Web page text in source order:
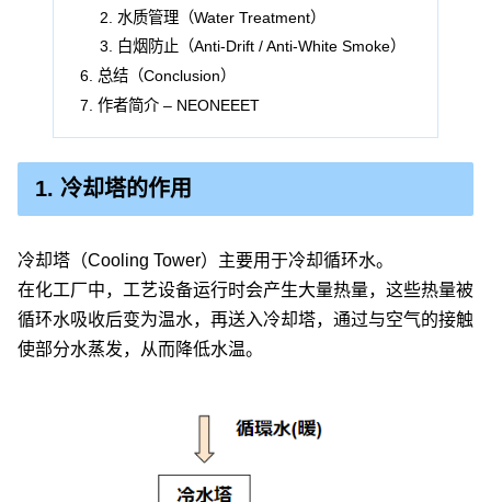
水质管理（Water Treatment）
白烟防止（Anti-Drift / Anti-White Smoke）
总结（Conclusion）
作者简介 – NEONEEET
1. 冷却塔的作用
冷却塔（Cooling Tower）主要用于冷却循环水。
在化工厂中，工艺设备运行时会产生大量热量，这些热量被
循环水吸收后变为温水，再送入冷却塔，通过与空气的接触
使部分水蒸发，从而降低水温。